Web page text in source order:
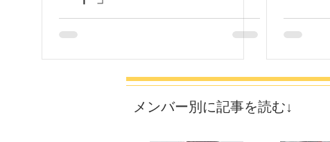
​メンバー別に記事を読む↓